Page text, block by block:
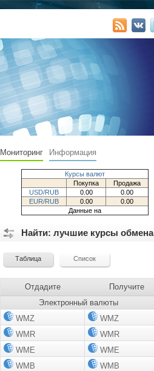
Мониторинг Информация
Курсы валют
Покупка
Продажа
USD/RUB
0.00
0.00
EUR/RUB
0.00
0.00
Данные на
Найти: лучшие курсы обмена
Отдадите
Получите
Электронный валюты
WMZ
WMZ
WMR
WMR
WME
WME
WMB
WMB